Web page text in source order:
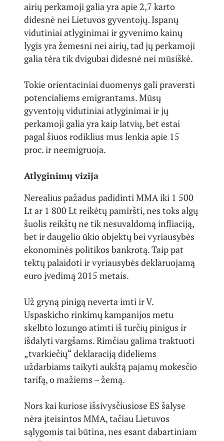
airių perkamoji galia yra apie 2,7 karto
didesnė nei Lietuvos gyventojų. Ispanų
vidutiniai atlyginimai ir gyvenimo kainų
lygis yra žemesni nei airių, tad jų perkamoji
galia tėra tik dvigubai didesnė nei mūsiškė.
Tokie orientaciniai duomenys gali praversti
potencialiems emigrantams. Mūsų
gyventojų vidutiniai atlyginimai ir jų
perkamoji galia yra kaip latvių, bet estai
pagal šiuos rodiklius mus lenkia apie 15
proc. ir neemigruoja.
Atlyginimų vizija
Nerealius pažadus padidinti MMA iki 1 500
Lt ar 1 800 Lt reikėtų pamiršti, nes toks algų
šuolis reikštų ne tik nesuvaldomą infliaciją,
bet ir daugelio ūkio objektų bei vyriausybės
ekonominės politikos bankrotą. Taip pat
tektų palaidoti ir vyriausybės deklaruojamą
euro įvedimą 2015 metais.
Už gryną pinigą neverta imti ir V.
Uspaskicho rinkimų kampanijos metu
skelbto lozungo atimti iš turčių pinigus ir
išdalyti vargšams. Rimčiau galima traktuoti
„tvarkiečių“ deklaraciją dideliems
uždarbiams taikyti aukštą pajamų mokesčio
tarifą, o mažiems – žemą.
Nors kai kuriose išsivysčiusiose ES šalyse
nėra įteisintos MMA, tačiau Lietuvos
sąlygomis tai būtina, nes esant dabartiniam